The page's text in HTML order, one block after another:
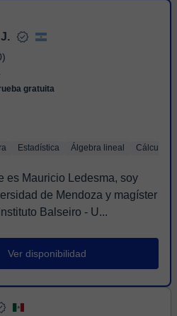
gratuita
Estadística Álgebra lineal Cálculo
es Mauricio Ledesma, soy
de Mendoza y magíster
Balseiro - U...
Ver disponibilidad